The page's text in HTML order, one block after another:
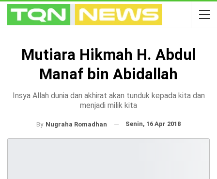
Mutiara Hikmah H. Abdul
Manaf bin Abidallah
Insya Allah dunia dan akhirat akan tunduk kepada kita dan
menjadi milik kita
By Nugraha Romadhan Senin, 16 Apr 2018